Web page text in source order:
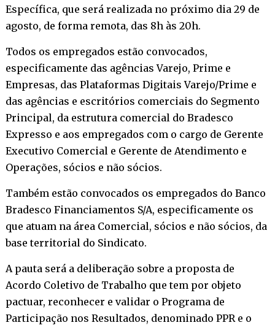
Específica, que será realizada no próximo dia 29 de
agosto, de forma remota, das 8h às 20h.
Todos os empregados estão convocados,
especificamente das agências Varejo, Prime e
Empresas, das Plataformas Digitais Varejo/Prime e
das agências e escritórios comerciais do Segmento
Principal, da estrutura comercial do Bradesco
Expresso e aos empregados com o cargo de Gerente
Executivo Comercial e Gerente de Atendimento e
Operações, sócios e não sócios.
Também estão convocados os empregados do Banco
Bradesco Financiamentos S/A, especificamente os
que atuam na área Comercial, sócios e não sócios, da
base territorial do Sindicato.
A pauta será a deliberação sobre a proposta de
Acordo Coletivo de Trabalho que tem por objeto
pactuar, reconhecer e validar o Programa de
Participação nos Resultados, denominado PPR e o